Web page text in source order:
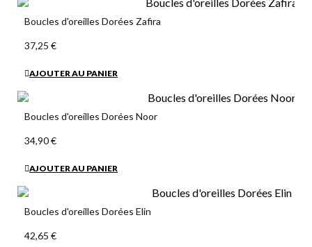
Boucles d'oreilles Dorées Zafira
37,25 €
AJOUTER AU PANIER
Boucles d'oreilles Dorées Noor
34,90 €
AJOUTER AU PANIER
Boucles d'oreilles Dorées Elin
42,65 €